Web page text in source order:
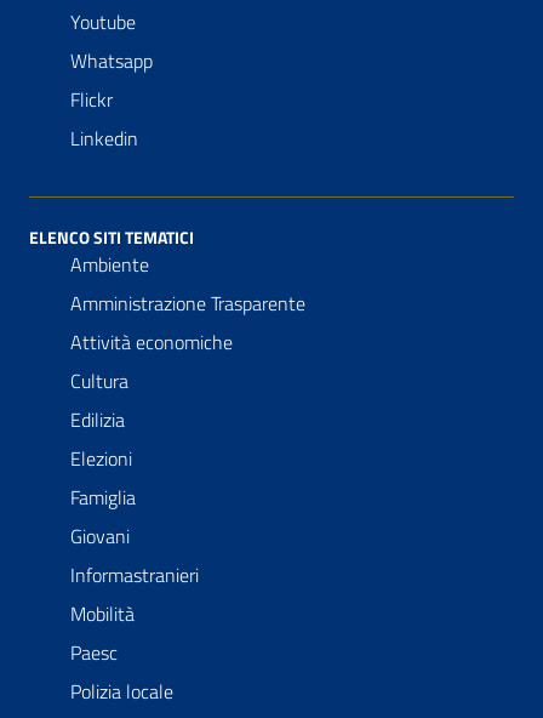
Youtube
Whatsapp
Flickr
Linkedin
ELENCO SITI TEMATICI
Ambiente
Amministrazione Trasparente
Attività economiche
Cultura
Edilizia
Elezioni
Famiglia
Giovani
Informastranieri
Mobilità
Paesc
Polizia locale